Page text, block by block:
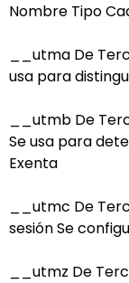
Nombre Tipo
__utma De
usa para
__utmb De
Se usa para
Exenta
__utmc De
sesión Se
__utmz De